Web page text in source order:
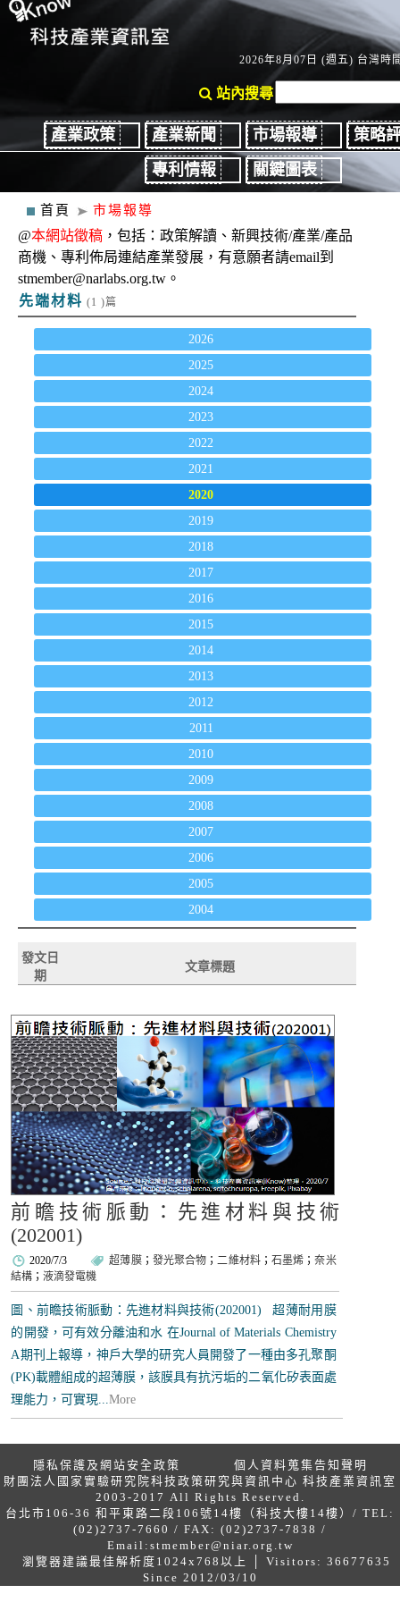
2026年8月07日 (週五) 台灣時
站內搜尋
產業政策 產業新聞 市場報導
策略
專利情報
關鍵圖表
首頁 市場報導
@本網站徵稿 ，包括：政策解讀、新興技術/產業/產品
商機、專利佈局連結產業發展，有意願者請email到
stmember@narlabs.org.tw。
先端材料 (1 )篇
2026
2025
2024
2023
2022
2021
2020
2019
2018
2017
2016
2015
2014
2013
2012
2011
2010
2009
2008
2007
2006
2005
2004
發文日
期
文章標題
前瞻技術脈動：先進材料與技術
(202001)
2020/7/3 超薄膜； 發光聚合物 ；二維材料； 石墨烯 ；奈米
結構 ；液滴發電機
圖、前瞻技術脈動：先進材料與技術(202001) 超薄耐用膜
的開發，可有效分離油和水 在Journal of Materials Chemistry
A期刊上報導，神戶大學的研究人員開發了一種由多孔聚酮
(PK)載體組成的超薄膜，該膜具有抗污垢的二氧化矽表面處
理能力，可實現...More
隱私保護及網站安全政策
個人資料蒐集告知聲明
財團法人國家實驗研究院科技政策研究與資訊中心 科技產業資訊室
2003-2017 All Rights Reserved.
台北市106-36 和平東路二段106號14樓（科技大樓14樓）/ TEL:
(02)2737-7660 / FAX: (02)2737-7838 /
Email: stmember@niar.org.tw
瀏覽器建議最佳解析度1024x768以上 │ Visitors: 36677635
Since 2012/03/10